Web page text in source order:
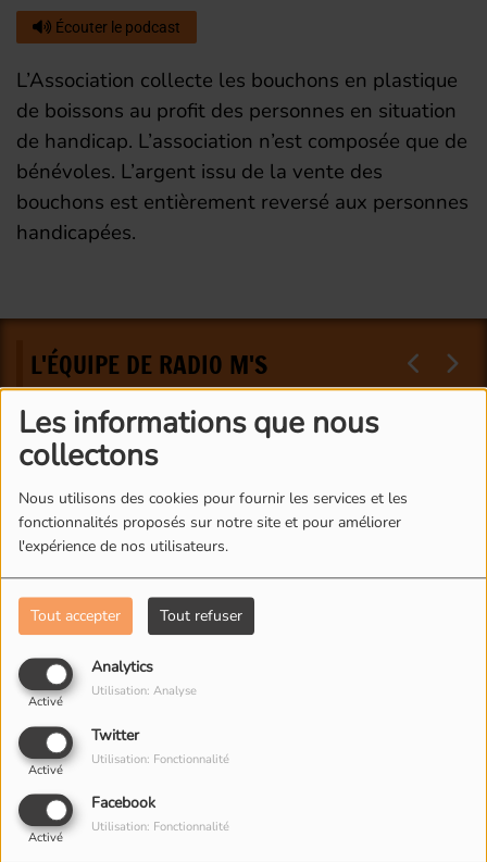
Les informations que nous
collectons
Nous utilisons des cookies pour fournir les services et les
fonctionnalités proposés sur notre site et pour améliorer
l'expérience de nos utilisateurs.
Tout accepter Tout refuser
Analytics
Activé
Utilisation: Analyse
Twitter
Activé
Utilisation: Fonctionnalité
Facebook
Activé
Utilisation: Fonctionnalité
Écouter le podcast
L’Association collecte les bouchons en plastique
de boissons au profit des personnes en situation
de handicap. L’association n’est composée que de
bénévoles. L’argent issu de la vente des
bouchons est entièrement reversé aux personnes
handicapées.
L'ÉQUIPE DE RADIO M'S